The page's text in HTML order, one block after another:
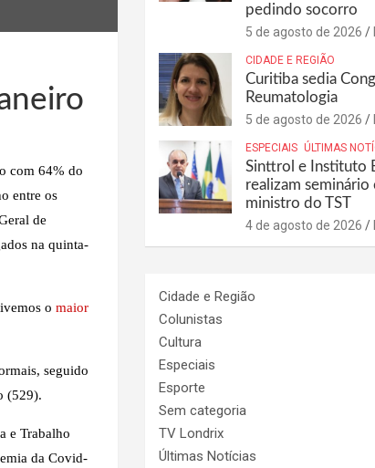
com 64% do
entre os
de
na quinta-
o maior
seguido
(529).
e Trabalho
da Covid-
pedindo socorro
5 de agosto de 2026
CIDADE E REGIÃO
Curitiba sedia
Reumatologia
5 de agosto de 2026
ESPECIAIS ÚLTIMAS
Sinttrol e Instituto
realizam
ministro do TST
4 de agosto de 2026
Cidade e Região
Colunistas
Cultura
Especiais
Esporte
Sem categoria
TV Londrix
Últimas Notícias